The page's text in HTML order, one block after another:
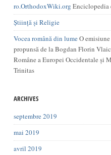
ro.OrthodoxWiki.org Enciclopedia
Știință și Religie
Vocea română din lumeO
propunsă de la Bogdan Florin
Române a Europei Occidentale și
Trinitas
ARCHIVES
septembre 2019
mai 2019
avril 2019